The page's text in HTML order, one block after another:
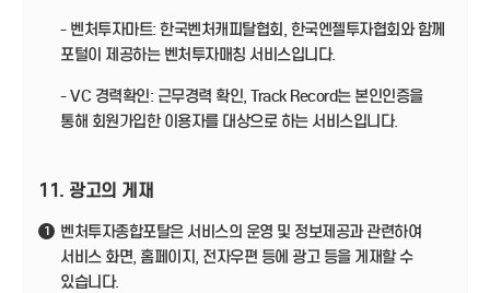
- 벤처투자마트: 한국벤처캐피탈협회, 한국엔젤투자협회와 함께
포털이 제공하는 벤처투자매칭 서비스입니다.
- VC 경력확인: 근무경력 확인, Track Record는 본인인증을
통해 회원가입한 이용자를 대상으로 하는 서비스입니다.
11. 광고의 게재
1
벤처투자종합포탈은 서비스의 운영 및 정보제공과 관련하여
서비스 화면, 홈페이지, 전자우편 등에 광고 등을 게재할 수
있습니다.